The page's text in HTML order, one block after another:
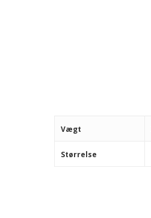
Vægt
Størrelse